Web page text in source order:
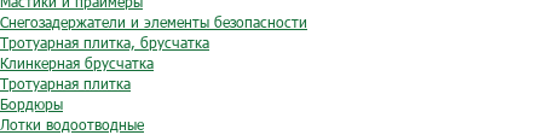
Снегозадержатели и элементы безопасности
Тротуарная плитка, брусчатка
Клинкерная брусчатка
Тротуарная плитка
Бордюры
Лотки водоотводные